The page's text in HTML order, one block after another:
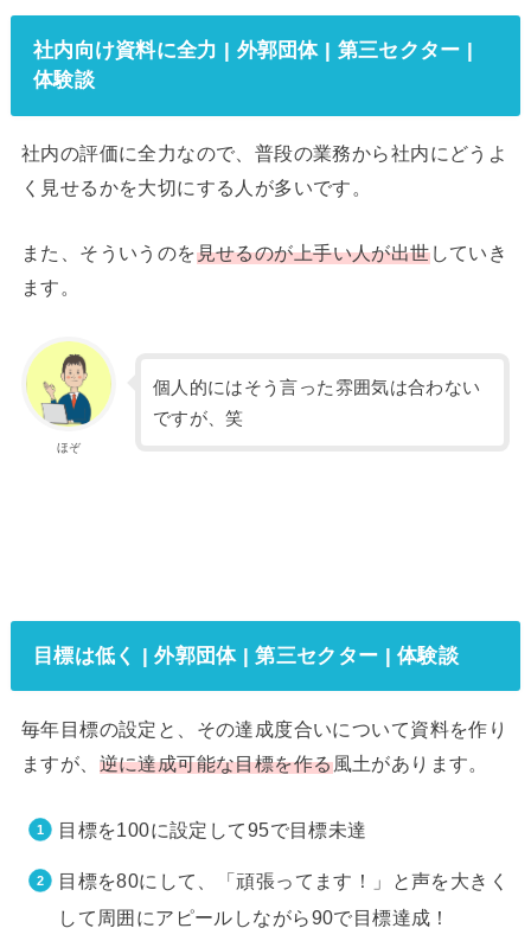
社内向け資料に全力 | 外郭団体 | 第三セクター |
体験談
社内の評価に全力なので、普段の業務から社内にどうよ
く見せるかを大切にする人が多いです。
また、そういうのを見せるのが上手い人が出世していき
ます。
ほぞ
個人的にはそう言った雰囲気は合わない
ですが、笑
目標は低く | 外郭団体 | 第三セクター | 体験談
毎年目標の設定と、その達成度合いについて資料を作り
ますが、 逆に達成可能な目標を作る風土があります。
目標を100に設定して95で目標未達
目標を80にして、「頑張ってます！」と声を大きく
して周囲にアピールしながら90で目標達成！